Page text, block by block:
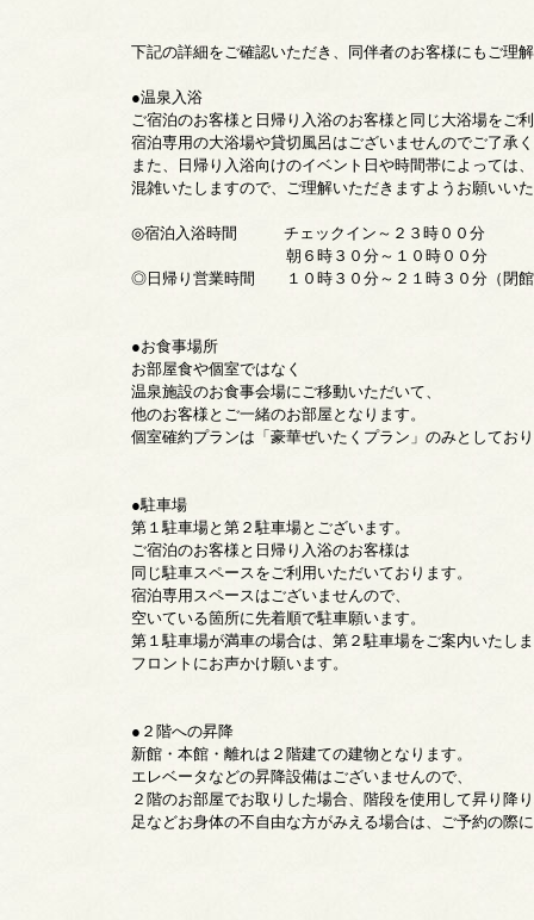
下記の詳細をご確認いただき、同伴者のお客様にもご理
●温泉入浴
ご宿泊のお客様と日帰り入浴のお客様と同じ大浴場をご
宿泊専用の大浴場や貸切風呂はございませんのでご了承
また、日帰り入浴向けのイベント日や時間帯によっては、
混雑いたしますので、ご理解いただきますようお願いい
◎宿泊入浴時間 チェックイン～２３時００分
朝６時３０分～１０時００分
◎日帰り営業時間 １０時３０分～２１時３０分（閉
●お食事場所
お部屋食や個室ではなく
温泉施設のお食事会場にご移動いただいて、
他のお客様とご一緒のお部屋となります。
個室確約プランは「豪華ぜいたくプラン」のみとしてお
●駐車場
第１駐車場と第２駐車場とございます。
ご宿泊のお客様と日帰り入浴のお客様は
同じ駐車スペースをご利用いただいております。
宿泊専用スペースはございませんので、
空いている箇所に先着順で駐車願います。
第１駐車場が満車の場合は、第２駐車場をご案内いたし
フロントにお声かけ願います。
●２階への昇降
新館・本館・離れは２階建ての建物となります。
エレベータなどの昇降設備はございませんので、
２階のお部屋でお取りした場合、階段を使用して昇り降
足などお身体の不自由な方がみえる場合は、ご予約の際